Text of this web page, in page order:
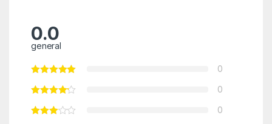
0.0
general
0
0
0